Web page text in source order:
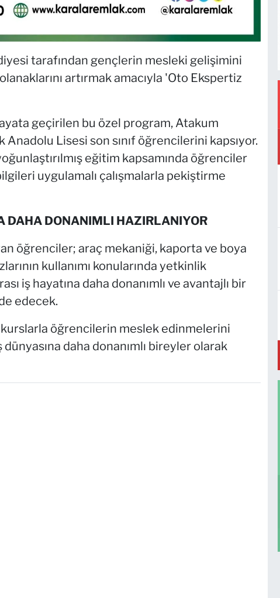
tarafından gençlerin mesleki gelişimini
artırmak amacıyla 'Oto Ekspertiz
geçirilen bu özel program, Atakum
Lisesi son sınıf öğrencilerini kapsıyor.
eğitim kapsamında öğrenciler
uygulamalı çalışmalarla pekiştirme
DAHA DONANIMLI HAZIRLANIYOR
öğrenciler; araç mekaniği, kaporta ve boya
kullanımı konularında yetkinlik
iş hayatına daha donanımlı ve avantajlı bir
edecek.
öğrencilerin meslek edinmelerini
dünyasına daha donanımlı bireyler olarak